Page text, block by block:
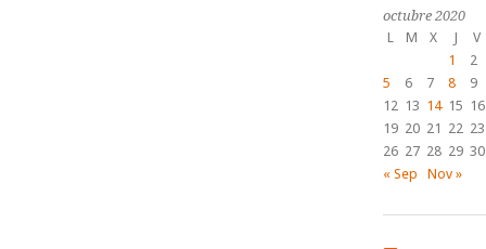
octubre 2020
L
M X J
V
1
2
5
6 7 8
9
12 13 14 15 16
19 20 21 22 23
26 27 28 29 30
« Sep
Nov »